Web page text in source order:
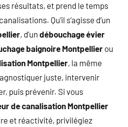
résultats, et prend le temps
Qu’il s’agisse d’un
, d’un débouchage évier
baignoire Montpellier ou
Montpellier, la même
juste, intervenir
puis prévenir. Si vous
de canalisation Montpellier
et réactivité, privilégiez